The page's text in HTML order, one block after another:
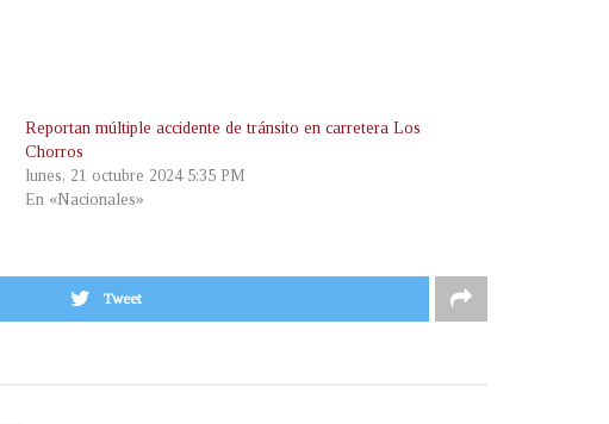
Reportan múltiple accidente de tránsito en carretera Los
Chorros
lunes, 21 octubre 2024 5:35 PM
En «Nacionales»
Tweet